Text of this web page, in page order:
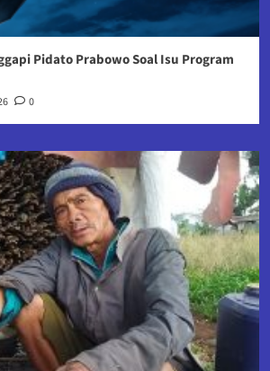
Pidato Prabowo Soal Isu Program
0